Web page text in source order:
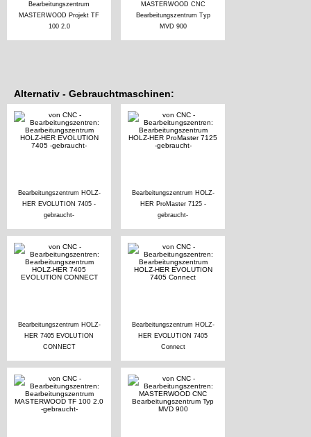
Bearbeitungszentrum
MASTERWOOD Projekt TF
100 2.0
MASTERWOOD CNC
Bearbeitungszentrum Typ
MVD 900
Alternativ - Gebrauchtmaschinen:
Bearbeitungszentrum HOLZ-
HER EVOLUTION 7405 -
gebraucht-
Bearbeitungszentrum HOLZ-
HER ProMaster 7125 -
gebraucht-
Bearbeitungszentrum HOLZ-
HER 7405 EVOLUTION
CONNECT
Bearbeitungszentrum HOLZ-
HER EVOLUTION 7405
Connect